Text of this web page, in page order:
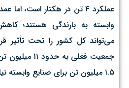
عملکرد ۴ تن در هکتار است،
وابسته به بارندگی هستند؛
می‌تواند کل کشور را تحت تأثیر
جمعیت فعلی به
۱.۵ میلیون تن برای صنایع وابسته نیاز دارد.